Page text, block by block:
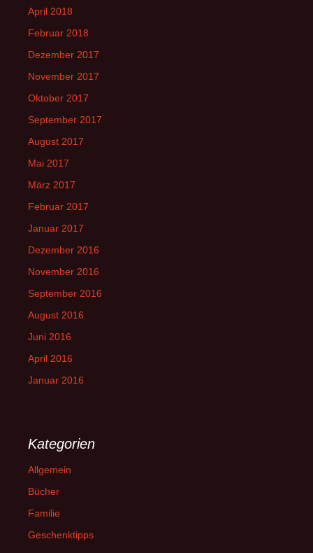
April 2018
Februar 2018
Dezember 2017
November 2017
Oktober 2017
September 2017
August 2017
Mai 2017
März 2017
Februar 2017
Januar 2017
Dezember 2016
November 2016
September 2016
August 2016
Juni 2016
April 2016
Januar 2016
Kategorien
Allgemein
Bücher
Familie
Geschenktipps